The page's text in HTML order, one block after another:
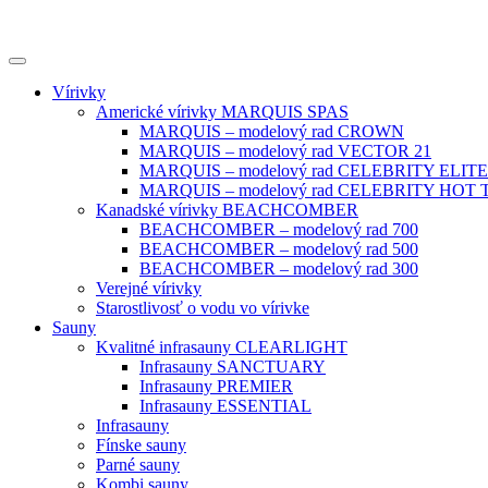
Vírivky
Americké vírivky MARQUIS SPAS
MARQUIS – modelový rad CROWN
MARQUIS – modelový rad VECTOR 21
MARQUIS – modelový rad CELEBRITY ELITE
MARQUIS – modelový rad CELEBRITY HOT
Kanadské vírivky BEACHCOMBER
BEACHCOMBER – modelový rad 700
BEACHCOMBER – modelový rad 500
BEACHCOMBER – modelový rad 300
Verejné vírivky
Starostlivosť o vodu vo vírivke
Sauny
Kvalitné infrasauny CLEARLIGHT
Infrasauny SANCTUARY
Infrasauny PREMIER
Infrasauny ESSENTIAL
Infrasauny
Fínske sauny
Parné sauny
Kombi sauny